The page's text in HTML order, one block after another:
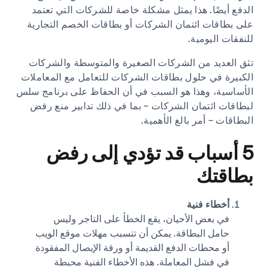
الدفع أيضًا. هذا يمثل مشكلة خاصة للشركات التي تعتمد
على بطاقات ائتمان الشركات أو بطاقات الخصم التجارية
للنفقات اليومية.
تثق العديد من الشركات الصغيرة والمتوسطة والشركات
الكبيرة في حلول بطاقات الشركات للتعامل مع المعاملات
الأساسية، وهذا هو السبب في أن الحفاظ على برنامج سلس
لبطاقات ائتمان الشركات - بما في ذلك تدابير منع رفض
البطاقات - أمر بالغ الأهمية.
5 أسباب قد تؤدي إلى رفض
بطاقتك
أخطاء فنية
في بعض الأحيان، يقع الخطأ على التاجر وليس
حامل البطاقة. يمكن أن تتسبب مهلات موقع الويب
أو محطات الدفع القديمة أو ورقة الإيصال المفقودة
في فشل المعاملة. هذه الأخطاء الفنية محبطة